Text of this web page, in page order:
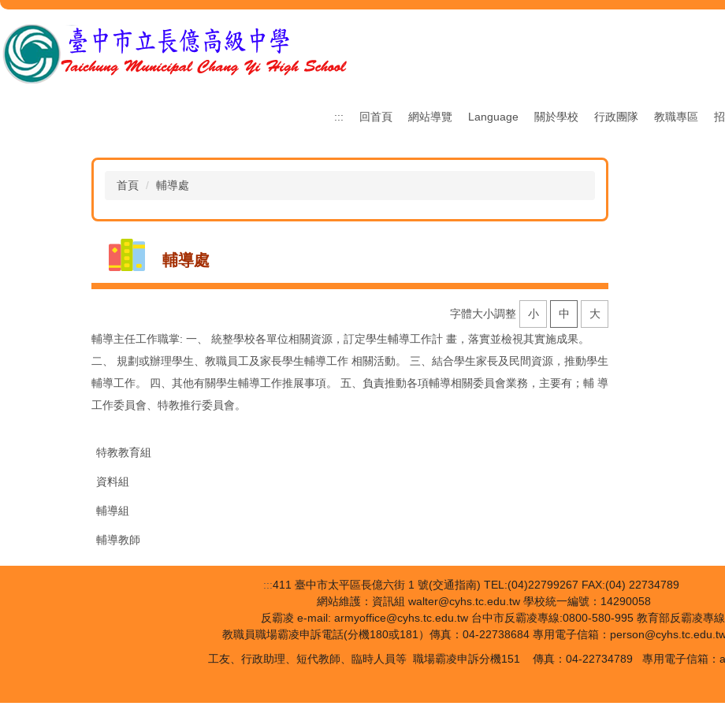
跳
到
主
要
內
::: 回首頁 網站導覽 Language 關於學校 行政團隊 教職專區
首頁 輔導處
輔導處
字體大小調整 小 中
大
輔導主任工作職掌: 一、 統整學校各單位相關資源，訂定學生輔導工作計 畫，落實並檢視其實施成果。
二、 規劃或辦理學生、教職員工及家長學生輔導工作 相關活動。 三、結合學生家長及民間資源，推動學生
輔導工作。 四、其他有關學生輔導工作推展事項。 五、負責推動各項輔導相關委員會業務，主要有；輔 導
工作委員會、特教推行委員會。
特教教育組
資料組
輔導組
輔導教師
:::411 臺中市太平區長億六街 1 號(交通指南) TEL:(04)22799267 FAX:(04) 22734789
網站維護：資訊組 walter@cyhs.tc.edu.tw 學校統一編號：14290058
反霸凌 e-mail: armyoffice@cyhs.tc.edu.tw 台中市反霸凌專線:0800-580-995 教育部反霸凌專
教職員職場霸凌申訴電話(分機180或181）傳真：04-22738684 專用電子信箱：
工友、行政助理、短代教師、臨時人員等 職場霸凌申訴分機151 傳真：04-22734789 專用電子信箱